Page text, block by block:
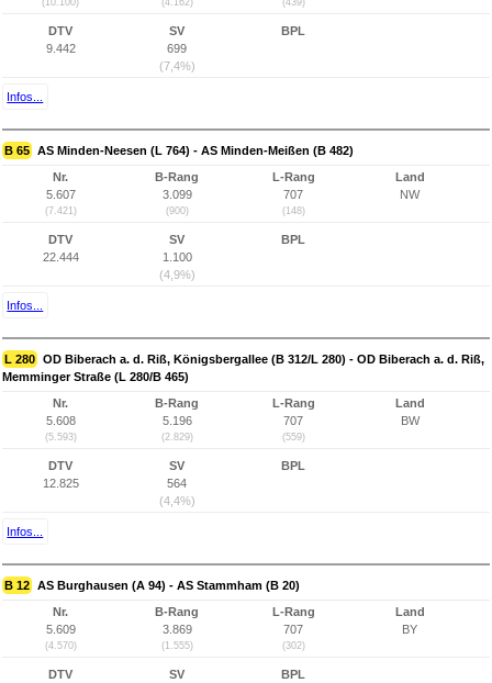
(10.100) (4.162) (439)
DTV
9.442
SV
699
(7,4%)
BPL
Infos...
B 65 AS Minden-Neesen (L 764) - AS Minden-Meißen (B 482)
Nr.
5.607
(7.421)
B-Rang
3.099
(900)
L-Rang
707
(148)
Land
NW
DTV
22.444
SV
1.100
(4,9%)
BPL
Infos...
L 280 OD Biberach a. d. Riß, Königsbergallee (B 312/L 280) - OD Biberach a. d. Riß,
Memminger Straße (L 280/B 465)
Nr.
5.608
(5.593)
B-Rang
5.196
(2.829)
L-Rang
707
(559)
Land
BW
DTV
12.825
SV
564
(4,4%)
BPL
Infos...
B 12 AS Burghausen (A 94) - AS Stammham (B 20)
Nr.
5.609
(4.570)
B-Rang
3.869
(1.555)
L-Rang
707
(302)
Land
BY
DTV
SV
BPL